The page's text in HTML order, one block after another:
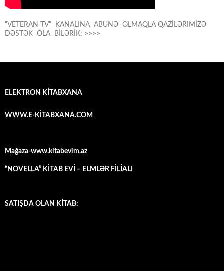
“VETERAN TV” KANALINA ABUNƏ OLMAQLA QAZİLƏRIMİZƏ
DƏSTƏK OLA BİLƏRİK: >>>>
ELEKTRON KİTABXANA
WWW.E-KİTABXANA.COM
Mağaza-www.kitabevim.az
“NOVELLA” KİTAB EVİ – ELMLƏR FİLİALI
SATIŞDA OLAN KİTAB: